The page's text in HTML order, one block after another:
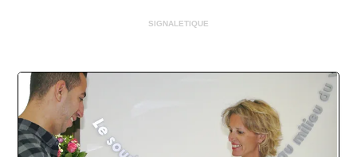
SIGNALETIQUE